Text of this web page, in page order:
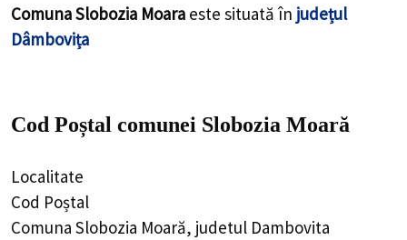
Comuna Slobozia Moara este situată în județul
Dâmbovița
Cod Poștal comunei Slobozia Moară
Localitate
Cod Poștal
Comuna Slobozia Moară, judetul Dambovita